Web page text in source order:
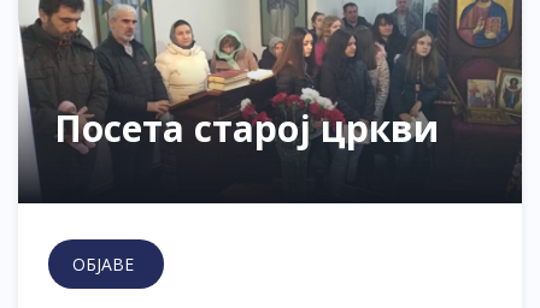
Посета старој цркви
ОБЈАВЕ